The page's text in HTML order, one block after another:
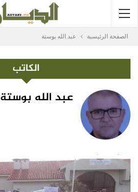
الصفحة الرئيسية عبد الله بوستة
الكاتب
عبد الله بوستة